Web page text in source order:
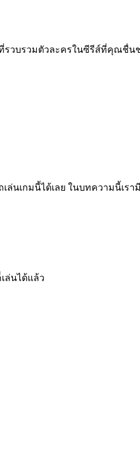
ที่รวบรวมตัวละครในซีรีส์ที่คุณชื่
ล่นเกมนี้ได้เลย ในบทความนี้เร
ล่นได้แล้ว